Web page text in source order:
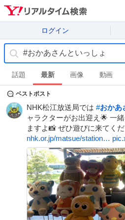
ログイン
話題 最新 画像 動画
ベストポスト
NHK松江放送局では #おかあ
ャラクターがお出迎え🌟 一
ますよ📸 ぜひ遊びに来てく
nhk.or.jp/matsue/station…